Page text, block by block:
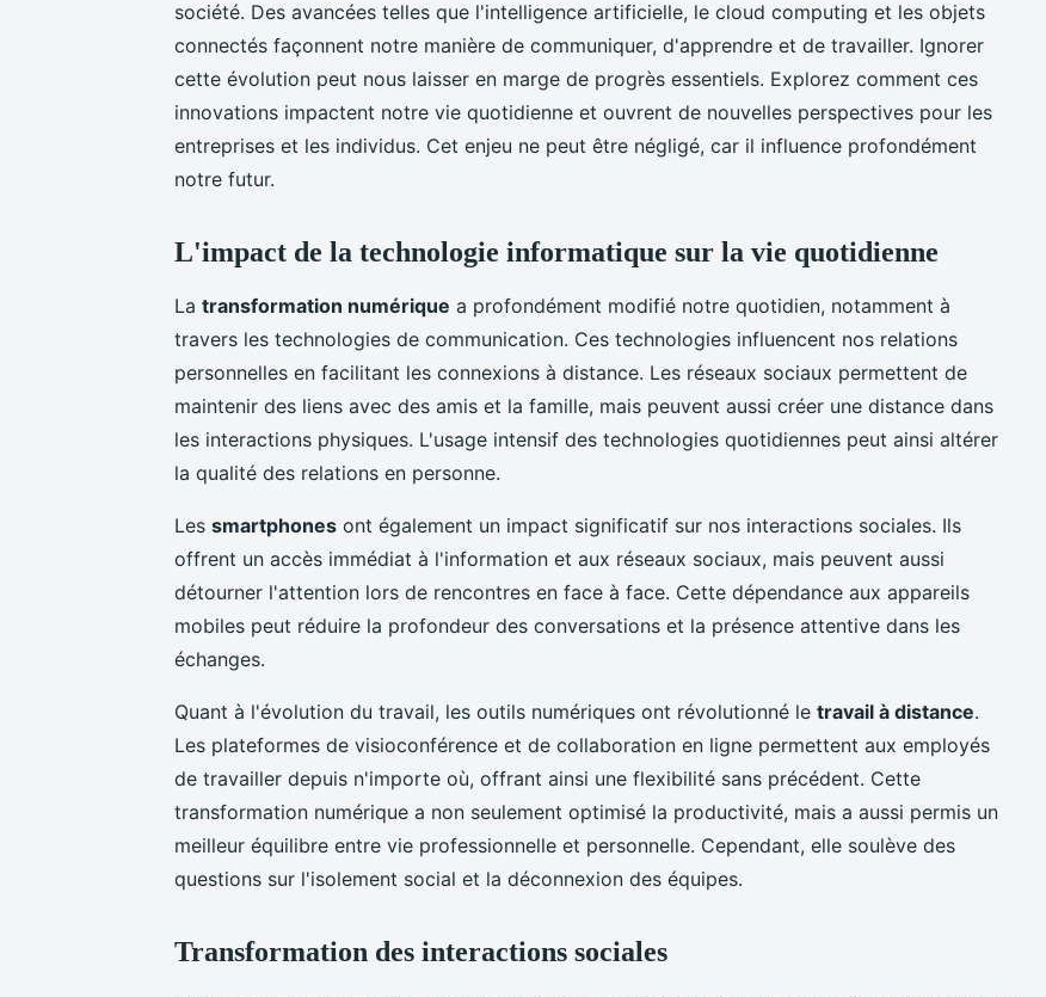
société. Des avancées telles que l'intelligence artificielle, le cloud computing et les objets
connectés façonnent notre manière de communiquer, d'apprendre et de travailler. Ignorer
cette évolution peut nous laisser en marge de progrès essentiels. Explorez comment ces
innovations impactent notre vie quotidienne et ouvrent de nouvelles perspectives pour les
entreprises et les individus. Cet enjeu ne peut être négligé, car il influence profondément
notre futur.
L'impact de la technologie informatique sur la vie quotidienne
La transformation numérique a profondément modifié notre quotidien, notamment à
travers les technologies de communication. Ces technologies influencent nos relations
personnelles en facilitant les connexions à distance. Les réseaux sociaux permettent de
maintenir des liens avec des amis et la famille, mais peuvent aussi créer une distance dans
les interactions physiques. L'usage intensif des technologies quotidiennes peut ainsi altérer
la qualité des relations en personne.
Les smartphones ont également un impact significatif sur nos interactions sociales. Ils
offrent un accès immédiat à l'information et aux réseaux sociaux, mais peuvent aussi
détourner l'attention lors de rencontres en face à face. Cette dépendance aux appareils
mobiles peut réduire la profondeur des conversations et la présence attentive dans les
échanges.
Quant à l'évolution du travail, les outils numériques ont révolutionné le travail à distance.
Les plateformes de visioconférence et de collaboration en ligne permettent aux employés
de travailler depuis n'importe où, offrant ainsi une flexibilité sans précédent. Cette
transformation numérique a non seulement optimisé la productivité, mais a aussi permis un
meilleur équilibre entre vie professionnelle et personnelle. Cependant, elle soulève des
questions sur l'isolement social et la déconnexion des équipes.
Transformation des interactions sociales